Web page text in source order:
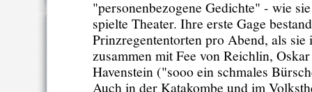
"personenbezogene Gedichte" - wie
spielte Theater. Ihre erste Gage
Prinzregententorten pro Abend, als
zusammen mit Fee von Reichlin,
Havenstein ("sooo ein schmales
Auch in der Katakombe und im